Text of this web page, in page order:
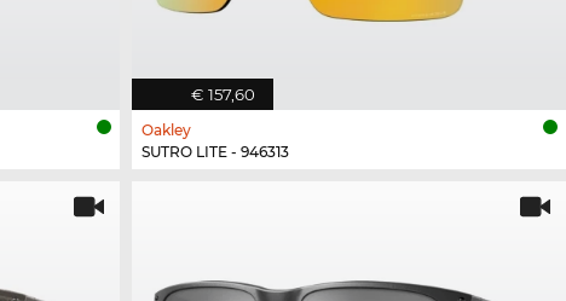
€ 157,60
Oakley
SUTRO LITE - 946313